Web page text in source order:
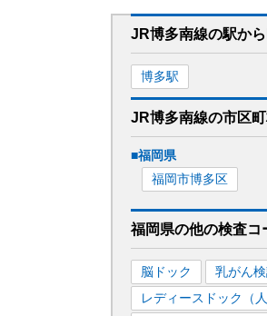
JR博多南線の駅から
博多駅
JR博多南線の市区
■福岡県
福岡市博多区
福岡県の他の検査コ
脳ドック 乳がん
レディースドック（